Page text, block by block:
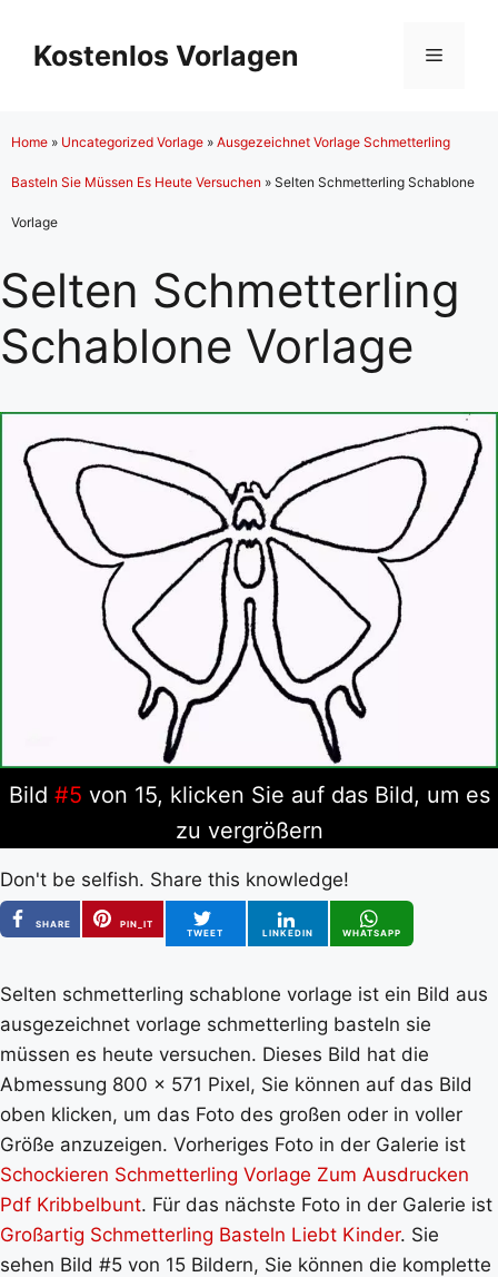
Inhalt
springen
Kostenlos Vorlagen Menü
Home » Uncategorized Vorlage » Ausgezeichnet Vorlage Schmetterling
Basteln Sie Müssen Es Heute Versuchen » Selten Schmetterling Schablone
Vorlage
Selten Schmetterling
Schablone Vorlage
Bild #5 von 15, klicken Sie auf das Bild, um es
zu vergrößern
Don't be selfish. Share this knowledge!
SHARE
PIN_IT
TWEET
LINKEDIN WHATSAPP
Selten schmetterling schablone vorlage ist ein Bild aus
ausgezeichnet vorlage schmetterling basteln sie
müssen es heute versuchen. Dieses Bild hat die
Abmessung 800 x 571 Pixel, Sie können auf das Bild
oben klicken, um das Foto des großen oder in voller
Größe anzuzeigen. Vorheriges Foto in der Galerie ist
Schockieren Schmetterling Vorlage Zum Ausdrucken
Pdf Kribbelbunt. Für das nächste Foto in der Galerie ist
Großartig Schmetterling Basteln Liebt Kinder. Sie
sehen Bild #5 von 15 Bildern, Sie können die komplette